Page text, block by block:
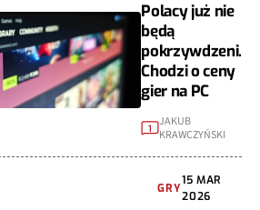
Polacy już nie
będą
pokrzywdzeni.
Chodzi o ceny
gier na PC
1
JAKUB
KRAWCZYŃSKI
GRY
15 MAR
2026